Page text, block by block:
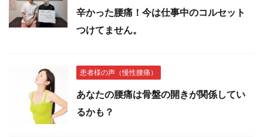
辛かった腰痛！今は仕事中のコルセット
つけてません。
患者様の声（慢性腰痛）
あなたの腰痛は骨盤の開きが関係してい
るかも？